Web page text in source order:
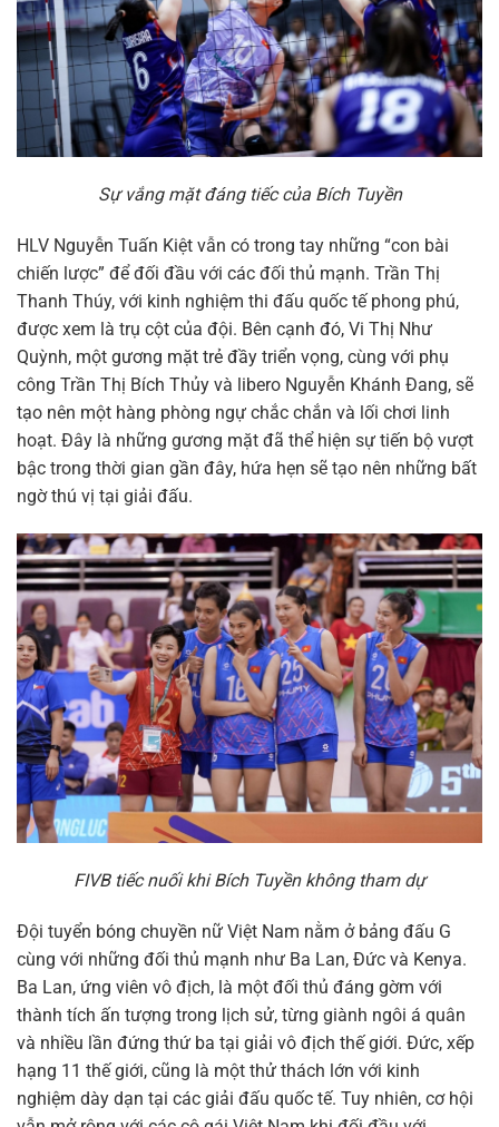
Sự vắng mặt đáng tiếc của Bích Tuyền
HLV Nguyễn Tuấn Kiệt vẫn có trong tay những “con bài
chiến lược” để đối đầu với các đối thủ mạnh. Trần Thị
Thanh Thúy, với kinh nghiệm thi đấu quốc tế phong phú,
được xem là trụ cột của đội. Bên cạnh đó, Vi Thị Như
Quỳnh, một gương mặt trẻ đầy triển vọng, cùng với phụ
công Trần Thị Bích Thủy và libero Nguyễn Khánh Đang, sẽ
tạo nên một hàng phòng ngự chắc chắn và lối chơi linh
hoạt. Đây là những gương mặt đã thể hiện sự tiến bộ vượt
bậc trong thời gian gần đây, hứa hẹn sẽ tạo nên những bất
ngờ thú vị tại giải đấu.
FIVB tiếc nuối khi Bích Tuyền không tham dự
Đội tuyển bóng chuyền nữ Việt Nam nằm ở bảng đấu G
cùng với những đối thủ mạnh như Ba Lan, Đức và Kenya.
Ba Lan, ứng viên vô địch, là một đối thủ đáng gờm với
thành tích ấn tượng trong lịch sử, từng giành ngôi á quân
và nhiều lần đứng thứ ba tại giải vô địch thế giới. Đức, xếp
hạng 11 thế giới, cũng là một thử thách lớn với kinh
nghiệm dày dạn tại các giải đấu quốc tế. Tuy nhiên, cơ hội